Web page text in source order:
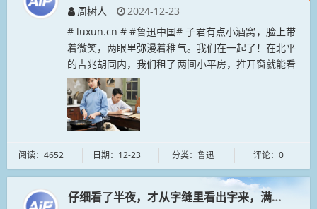
周树人
2024-12-23
# luxun.cn # #鲁迅中国# 子君有点小酒窝，脸上带
着微笑，两眼里弥漫着稚气。我们在一起了！在北平
的吉兆胡同内，我们租了两间小平房，推开窗就能看
到一株大老槐树，我们憧憬着一个充满希望的小家
庭。那时，子君也逐...
阅读：4652 日期：12-23 分类：鲁迅 评论：0
仔细看了半夜，才从字缝里看出字来，满本都写着